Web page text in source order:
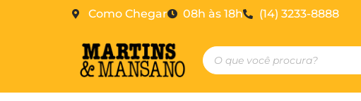
Como Chegar 08h às 18h (14) 3233-8888